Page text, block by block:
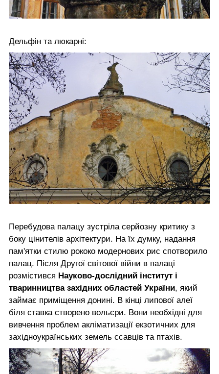
Дельфін та люкарні:
Перебудова палацу зустріла серйозну критику з
боку цінителів архітектури. На їх думку, надання
пам'ятки стилю рококо модернових рис спотворило
палац. Після Другої світової війни в палаці
розмістився Науково-дослідний інститут і
тваринництва західних областей України, який
займає приміщення донині. В кінці липової алеї
біля ставка створено вольєри. Вони необхідні для
вивчення проблем акліматизації екзотичних для
західноукраїнських земель ссавців та птахів.